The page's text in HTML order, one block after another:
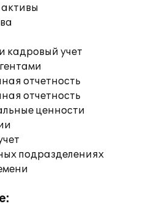
кадровый учет
отчетность
отчетность
ценности
подразделениях